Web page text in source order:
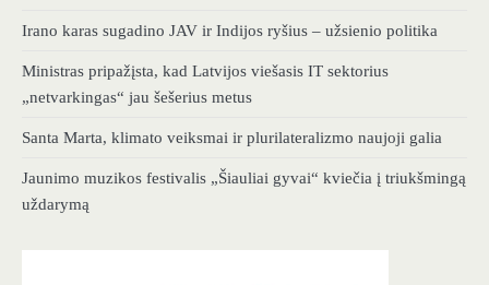
Irano karas sugadino JAV ir Indijos ryšius – užsienio politika
Ministras pripažįsta, kad Latvijos viešasis IT sektorius
„netvarkingas“ jau šešerius metus
Santa Marta, klimato veiksmai ir plurilateralizmo naujoji galia
Jaunimo muzikos festivalis „Šiauliai gyvai“ kviečia į triukšmingą
uždarymą